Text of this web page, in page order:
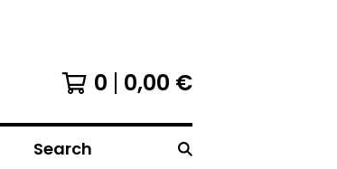
0 0,00 €
Search